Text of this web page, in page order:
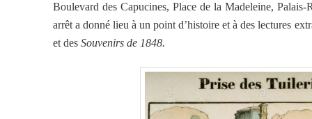
Boulevard des Capucines, Place de la Madeleine,
arrêt a donné lieu à un point d’histoire et à des lectures
et des Souvenirs de 1848.